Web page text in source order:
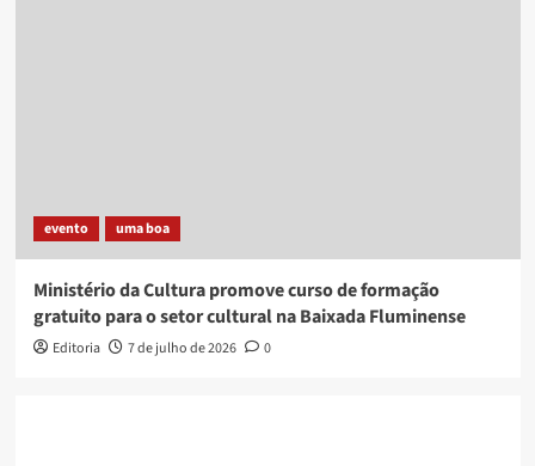
evento uma boa
Ministério da Cultura promove curso de formação
gratuito para o setor cultural na Baixada Fluminense
Editoria 7 de julho de 2026 0